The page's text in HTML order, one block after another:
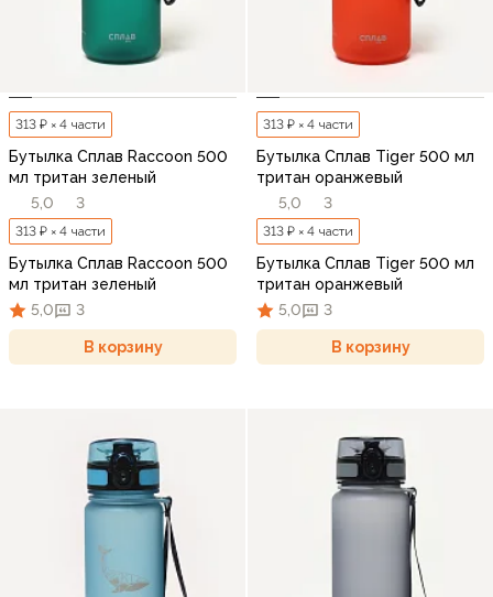
313 ₽ × 4 части
Бутылка Сплав Raccoon 500
мл тритан зеленый
5,0
3
313 ₽ × 4 части
Бутылка Сплав Raccoon 500
мл тритан зеленый
5,0
3
В корзину
313 ₽ × 4 части
Бутылка Сплав Tiger 500 мл
тритан оранжевый
5,0
3
313 ₽ × 4 части
Бутылка Сплав Tiger 500 мл
тритан оранжевый
5,0
3
В корзину